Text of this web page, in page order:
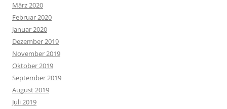
März 2020
Februar 2020
Januar 2020
Dezember 2019
November 2019
Oktober 2019
September 2019
August 2019
Juli 2019